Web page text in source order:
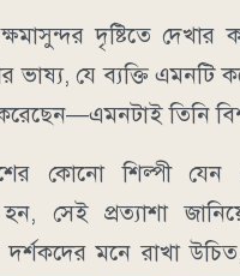
দৃষ্টিতে দেখার
ভাষ্য, যে ব্যক্তি এমনটি
তিনি
কোনো শিল্পী যেন
সেই প্রত্যাশা
মনে রাখা